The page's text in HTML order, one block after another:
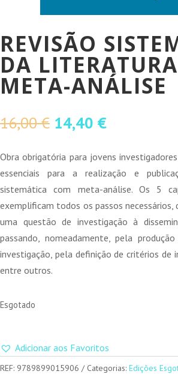
REVISÃO
DA
META-ANÁLISE
16,00€ O
original
era:
16,00 €.
14,40 €O
atual
é:
14,40 €.
Obra obrigatória para jovens
essenciais para a realização e
sistemática com meta-análise. Os 5
exemplificam todos os passos necessários,
uma questão de investigação à
passando, nomeadamente, pela
investigação, pela definição de critérios de
entre outros.
Esgotado
Adicionar aos Favoritos
REF: 9789899015906 Categorias: Edições